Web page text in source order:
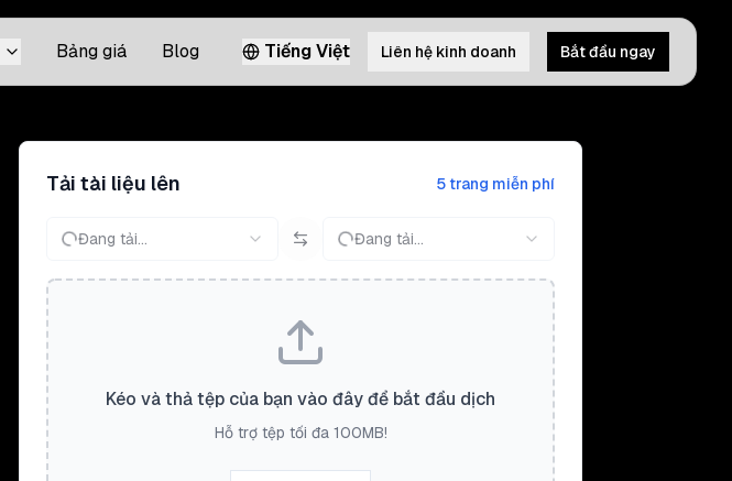
Bảng giá Blog Tiếng Việt Liên hệ kinh doanh Bắt đầu ngay
Tải tài liệu lên 5 trang miễn phí
Đang tải... Đang tải...
Kéo và thả tệp của bạn vào đây để bắt đầu dịch
Hỗ trợ tệp tối đa 100MB!